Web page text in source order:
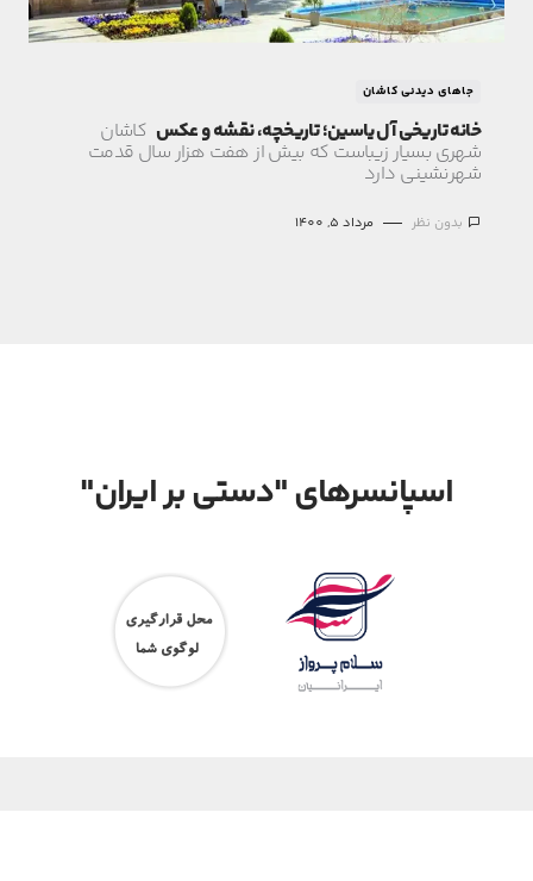
جاهای دیدنی کاشان
خانه تاریخی آل یاسین؛ تاریخچه، نقشه و عکس کاشان
شهری بسیار زیباست که بیش از هفت هزار سال قدمت
شهرنشینی دارد
بدون نظر مرداد 5, 1400
اسپانسرهای "دستی بر ایران"